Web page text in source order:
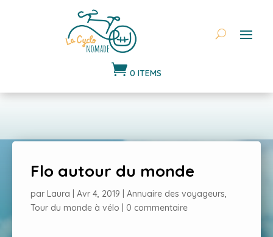
 0 ITEMS
Flo autour du monde
par Laura Avr 4, 2019 Annuaire des voyageurs,
Tour du monde à vélo
0 commentaire